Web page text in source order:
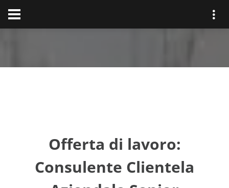
Offerta di lavoro:
Consulente Clientela